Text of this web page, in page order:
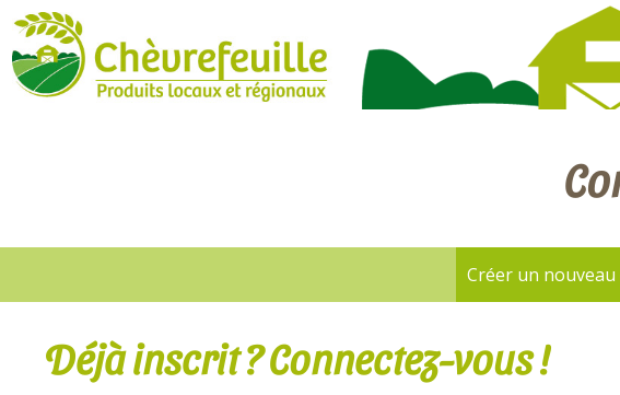
Onglets
principaux
Créer un nouveau
Déjà inscrit ? Connectez-vous !